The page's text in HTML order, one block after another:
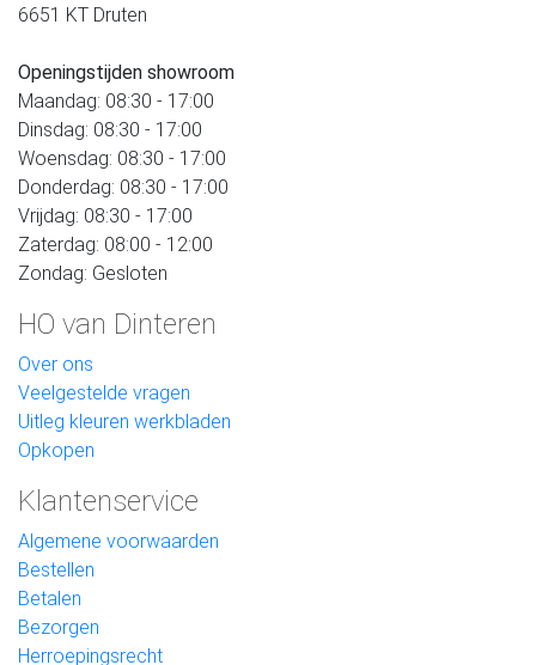
6651 KT Druten
Openingstijden showroom
Maandag: 08:30 - 17:00
Dinsdag: 08:30 - 17:00
Woensdag: 08:30 - 17:00
Donderdag: 08:30 - 17:00
Vrijdag: 08:30 - 17:00
Zaterdag: 08:00 - 12:00
Zondag: Gesloten
HO van Dinteren
Over ons
Veelgestelde vragen
Uitleg kleuren werkbladen
Opkopen
Klantenservice
Algemene voorwaarden
Bestellen
Betalen
Bezorgen
Herroepingsrecht